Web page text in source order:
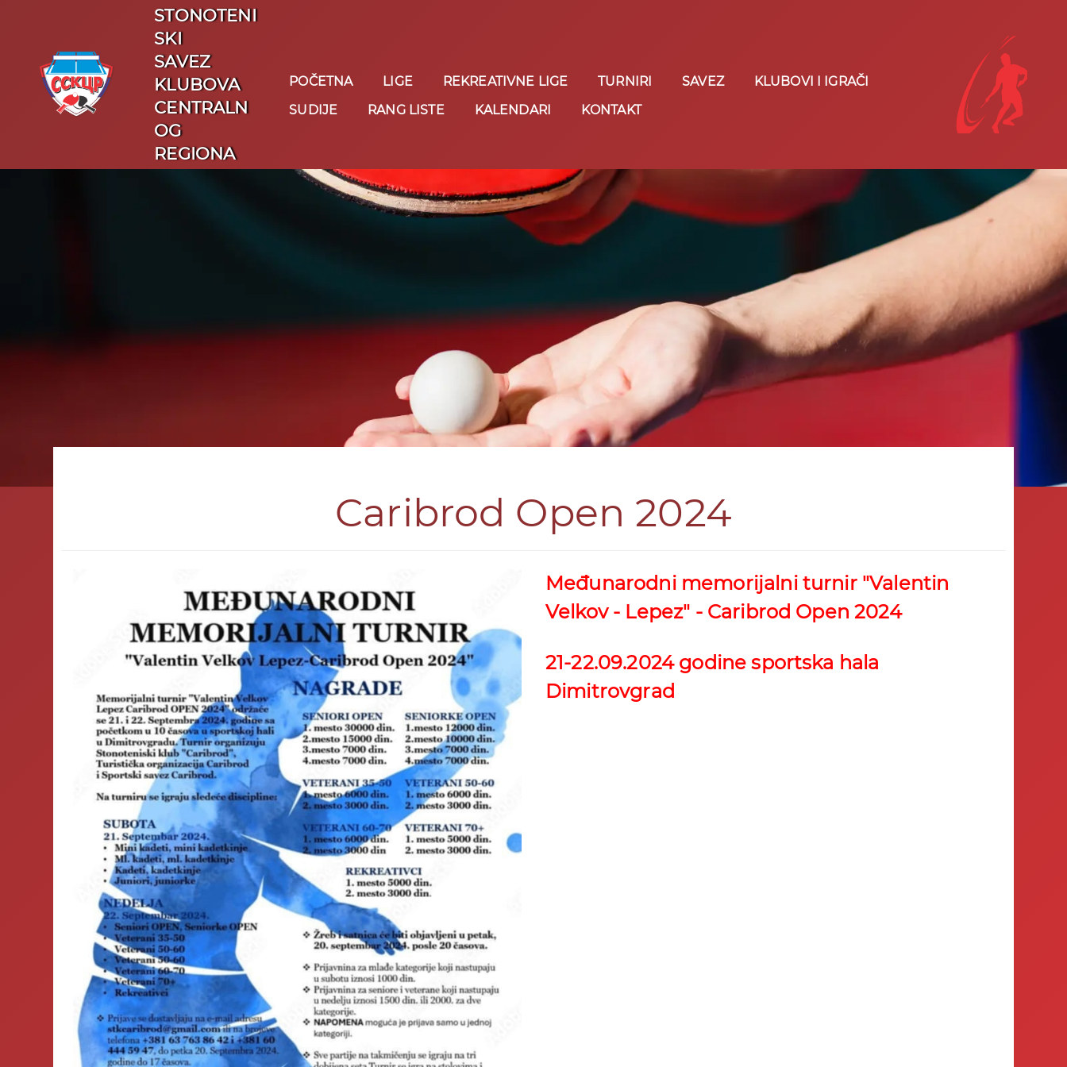
STONOTENI
SKI
SAVEZ
KLUBOVA
CENTRALN
OG
REGIONA
POČETNA LIGE REKREATIVNE LIGE TURNIRI SAVEZ
KLUBOVI I IGRAČI
SUDIJE
RANG LISTE KALENDARI KONTAKT
Caribrod Open 2024
Međunarodni memorijalni turnir "Valentin
Velkov - Lepez" - Caribrod Open 2024
21-22.09.2024 godine sportska hala
Dimitrovgrad